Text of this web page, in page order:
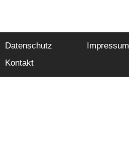
Datenschutz
Impressum
Kontakt